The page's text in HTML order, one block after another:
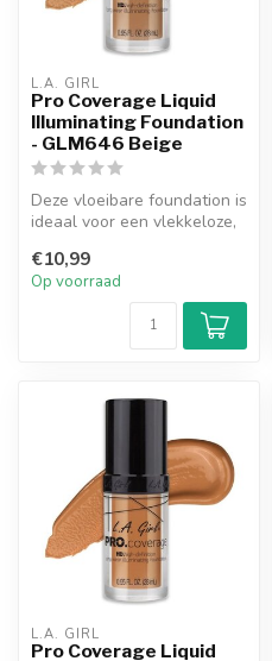
L.A. GIRL
Pro Coverage Liquid
Illuminating Foundation
- GLM646 Beige
Deze vloeibare foundation is
ideaal voor een vlekkeloze,
€10,99
Op voorraad
L.A. GIRL
Pro Coverage Liquid